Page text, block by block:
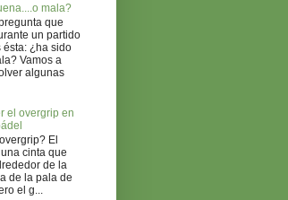
mala?
que
un partido
ésta: ¿ha sido
Vamos a
algunas
el overgrip en
El
cinta que
de la
de la pala de
el g...